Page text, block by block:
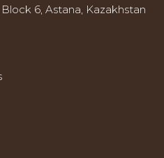
6, Astana, Kazakhstan